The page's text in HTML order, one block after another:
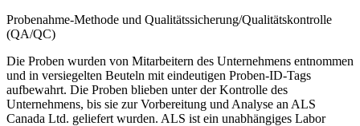
Probenahme-Methode und Qualitätssicherung/Qualitätskontrolle
(QA/QC)
Die Proben wurden von Mitarbeitern des Unternehmens entnommen
und in versiegelten Beuteln mit eindeutigen Proben-ID-Tags
aufbewahrt. Die Proben blieben unter der Kontrolle des
Unternehmens, bis sie zur Vorbereitung und Analyse an ALS
Canada Ltd. geliefert wurden. ALS ist ein unabhängiges Labor